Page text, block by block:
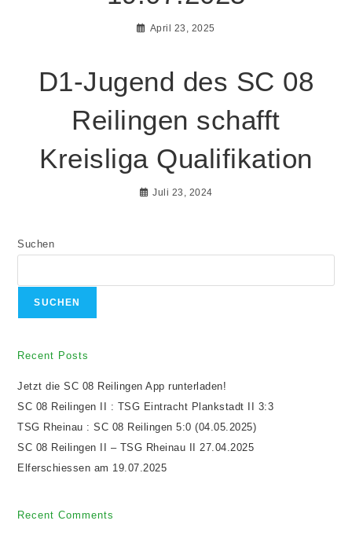
April 23, 2025
D1-Jugend des SC 08
Reilingen schafft
Kreisliga Qualifikation
Juli 23, 2024
Suchen
SUCHEN
Recent Posts
Jetzt die SC 08 Reilingen App runterladen!
SC 08 Reilingen II : TSG Eintracht Plankstadt II 3:3
TSG Rheinau : SC 08 Reilingen 5:0 (04.05.2025)
SC 08 Reilingen II – TSG Rheinau II 27.04.2025
Elferschiessen am 19.07.2025
Recent Comments